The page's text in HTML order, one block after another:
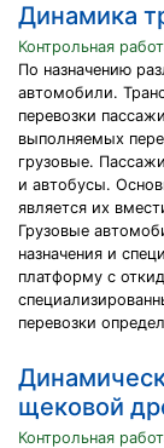
Динамика
Контрольная
По назначению
автомобили.
перевозки
выполняемых
грузовые.
и автобусы.
является их
Грузовые
назначения и
платформу с
перевозки
щековой
Контрольная